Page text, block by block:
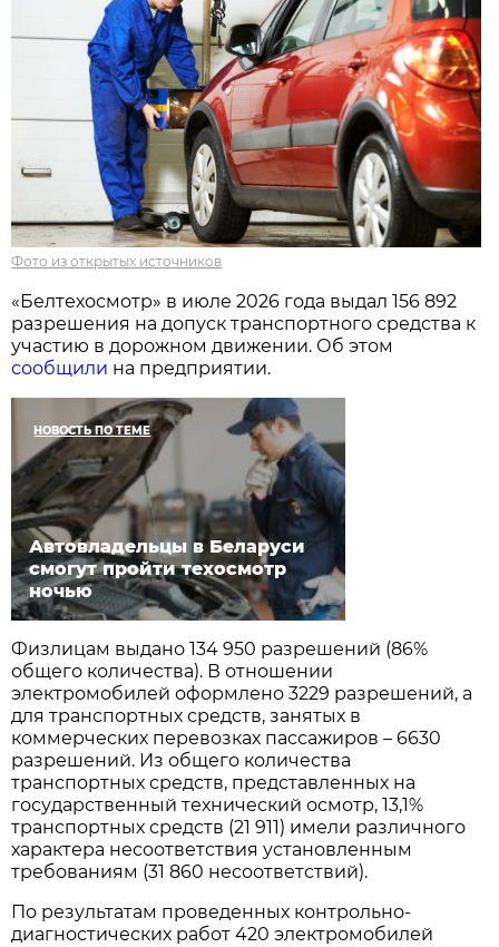
Фото из открытых источников
«Белтехосмотр» в июле 2026 года выдал 156 892
разрешения на допуск транспортного средства к
участию в дорожном движении. Об этом
сообщили на предприятии.
НОВОСТЬ ПО ТЕМЕ
Автовладельцы в Беларуси
смогут пройти техосмотр
ночью
Физлицам выдано 134 950 разрешений (86%
общего количества). В отношении
электромобилей оформлено 3229 разрешений, а
для транспортных средств, занятых в
коммерческих перевозках пассажиров – 6630
разрешений. Из общего количества
транспортных средств, представленных на
государственный технический осмотр, 13,1%
транспортных средств (21 911) имели различного
характера несоответствия установленным
требованиям (31 860 несоответствий).
По результатам проведенных контрольно-
диагностических работ 420 электромобилей